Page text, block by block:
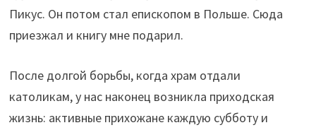
Пикус. Он потом стал епископом в Польше. Сюда
приезжал и книгу мне подарил.
После долгой борьбы, когда храм отдали
католикам, у нас наконец возникла приходская
жизнь: активные прихожане каждую субботу и